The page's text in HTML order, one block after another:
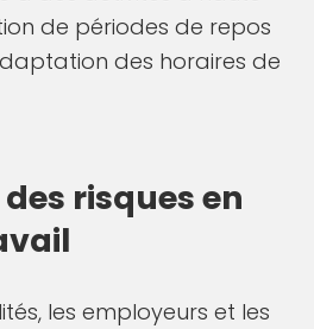
de périodes de repos
des horaires de
risques en
les employeurs et les